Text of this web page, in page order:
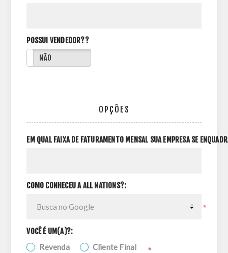
POSSUI VENDEDOR??
NÃO
OPÇÕES
EM QUAL FAIXA DE FATURAMENTO MENSAL SUA EMPRESA SE
COMO CONHECEU A ALL NATIONS?:
*
VOCÊ É UM(A)?:
Revenda Cliente Final *